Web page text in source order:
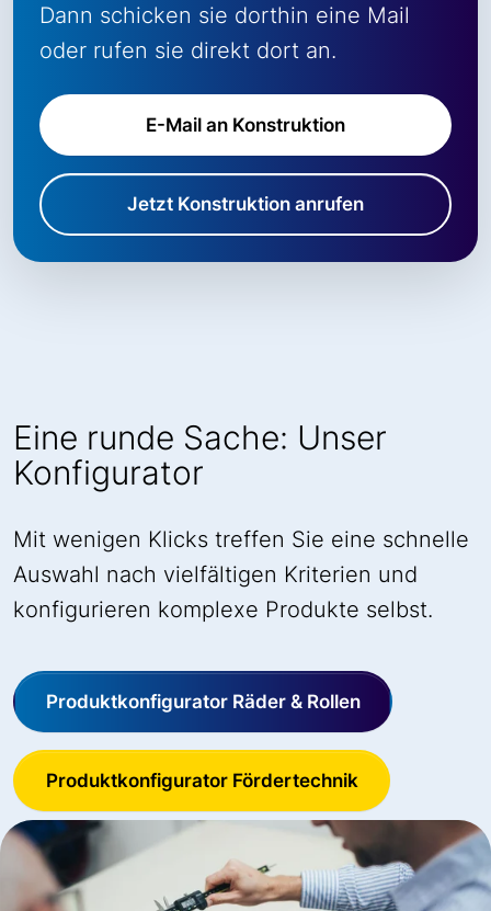
Dann schicken sie dorthin eine Mail
oder rufen sie direkt dort an.
E-Mail an Konstruktion
Jetzt Konstruktion anrufen
Eine runde Sache: Unser
Konfigurator
Mit wenigen Klicks treffen Sie eine schnelle
Auswahl nach vielfältigen Kriterien und
konfigurieren komplexe Produkte selbst.
Produktkonfigurator Räder & Rollen
Produktkonfigurator Fördertechnik